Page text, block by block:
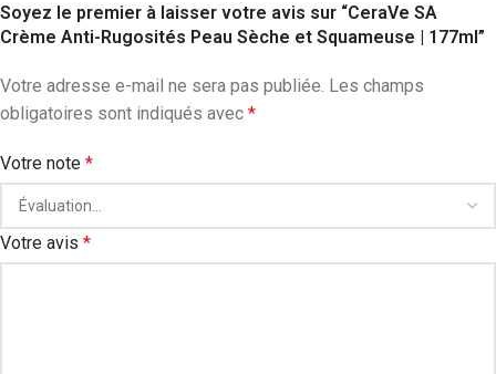
Soyez le premier à laisser votre avis sur “CeraVe SA
Crème Anti-Rugosités Peau Sèche et Squameuse | 177ml”
Votre adresse e-mail ne sera pas publiée. Les champs
obligatoires sont indiqués avec *
Votre note *
Votre avis *